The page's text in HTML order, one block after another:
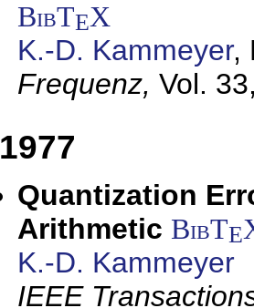
BibTEX
K.-D. Kammeyer,
Frequenz, Vol.
1977
Quantization
Arithmetic BibTE
K.-D. Kammeyer
IEEE